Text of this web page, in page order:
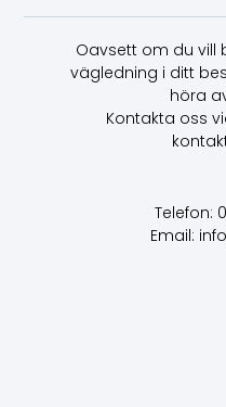
Oavsett om du vill
vägledning i ditt
höra
Kontakta oss
Telefon:
Email: